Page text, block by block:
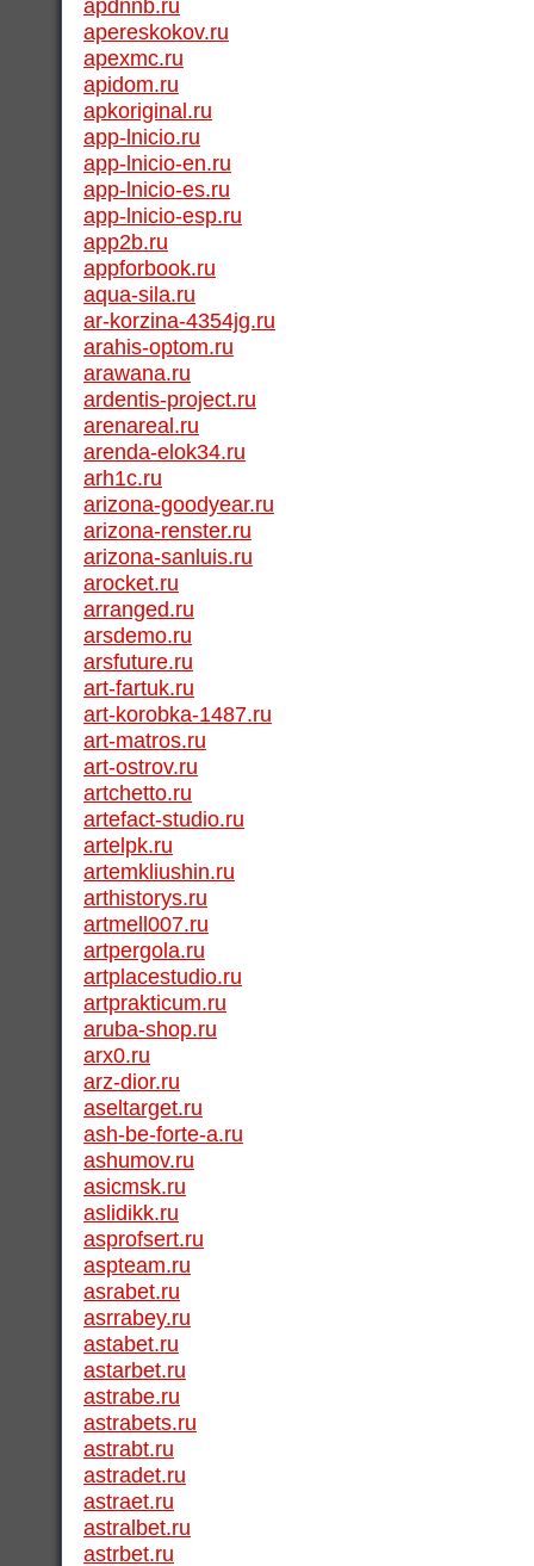
apdnnb.ru
apereskokov.ru
apexmc.ru
apidom.ru
apkoriginal.ru
app-lnicio.ru
app-lnicio-en.ru
app-lnicio-es.ru
app-lnicio-esp.ru
app2b.ru
appforbook.ru
aqua-sila.ru
ar-korzina-4354jg.ru
arahis-optom.ru
arawana.ru
ardentis-project.ru
arenareal.ru
arenda-elok34.ru
arh1c.ru
arizona-goodyear.ru
arizona-renster.ru
arizona-sanluis.ru
arocket.ru
arranged.ru
arsdemo.ru
arsfuture.ru
art-fartuk.ru
art-korobka-1487.ru
art-matros.ru
art-ostrov.ru
artchetto.ru
artefact-studio.ru
artelpk.ru
artemkliushin.ru
arthistorys.ru
artmell007.ru
artpergola.ru
artplacestudio.ru
artprakticum.ru
aruba-shop.ru
arx0.ru
arz-dior.ru
aseltarget.ru
ash-be-forte-a.ru
ashumov.ru
asicmsk.ru
aslidikk.ru
asprofsert.ru
aspteam.ru
asrabet.ru
asrrabey.ru
astabet.ru
astarbet.ru
astrabe.ru
astrabets.ru
astrabt.ru
astradet.ru
astraet.ru
astralbet.ru
astrbet.ru